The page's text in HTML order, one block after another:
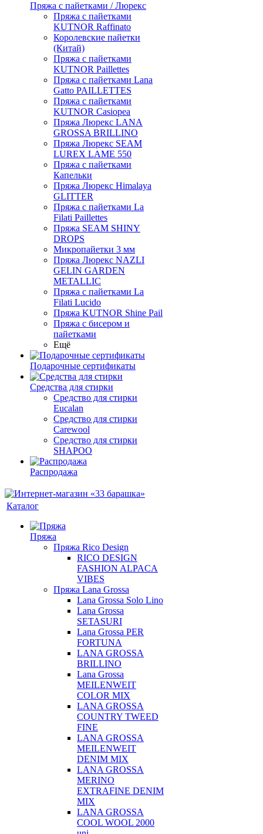
Пряжа с пайетками / Люрекс
Пряжа с пайетками
KUTNOR Raffinato
Королевские пайетки
(Китай)
Пряжа с пайетками
KUTNOR Paillettes
Пряжа с пайетками Lana
Gatto PAILLETTES
Пряжа с пайетками
KUTNOR Casiopea
Пряжа Люрекс LANA
GROSSA BRILLINO
Пряжа Люрекс SEAM
LUREX LAME 550
Пряжа с пайетками
Капельки
Пряжа Люрекс Himalaya
GLITTER
Пряжа с пайетками La
Filati Paillettes
Пряжа SEAM SHINY
DROPS
Микропайетки 3 мм
Пряжа Люрекс NAZLI
GELIN GARDEN
METALLIC
Пряжа с пайетками La
Filati Lucido
Пряжа KUTNOR Shine Pail
Пряжа с бисером и
пайетками
Ещё
Подарочные сертификаты
Средства для стирки
Средство для стирки
Eucalan
Средство для стирки
Carewool
Средство для стирки
SHAPOO
Распродажа
Каталог
Пряжа
Пряжа Rico Design
RICO DESIGN
FASHION ALPACA
VIBES
Пряжа Lana Grossa
Lana Grossa Solo Lino
Lana Grossa
SETASURI
Lana Grossa PER
FORTUNA
LANA GROSSA
BRILLINO
Lana Grossa
MEILENWEIT
COLOR MIX
LANA GROSSA
COUNTRY TWEED
FINE
LANA GROSSA
MEILENWEIT
DENIM MIX
LANA GROSSA
MERINO
EXTRAFINE DENIM
MIX
LANA GROSSA
COOL WOOL 2000